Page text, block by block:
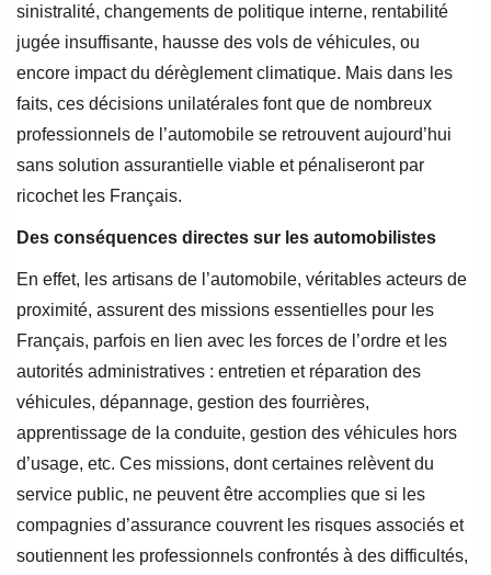
sinistralité, changements de politique interne, rentabilité
jugée insuffisante, hausse des vols de véhicules, ou
encore impact du dérèglement climatique. Mais dans les
faits, ces décisions unilatérales font que de nombreux
professionnels de l’automobile se retrouvent aujourd’hui
sans solution assurantielle viable et pénaliseront par
ricochet les Français.
Des conséquences directes sur les automobilistes
En effet, les artisans de l’automobile, véritables acteurs de
proximité, assurent des missions essentielles pour les
Français, parfois en lien avec les forces de l’ordre et les
autorités administratives : entretien et réparation des
véhicules, dépannage, gestion des fourrières,
apprentissage de la conduite, gestion des véhicules hors
d’usage, etc. Ces missions, dont certaines relèvent du
service public, ne peuvent être accomplies que si les
compagnies d’assurance couvrent les risques associés et
soutiennent les professionnels confrontés à des difficultés,